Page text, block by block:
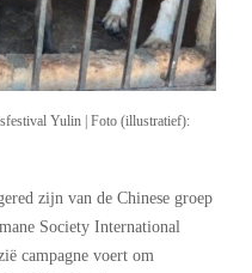
Yulin | Foto (illustratief):
zijn van de Chinese groep
Society International
campagne voert om